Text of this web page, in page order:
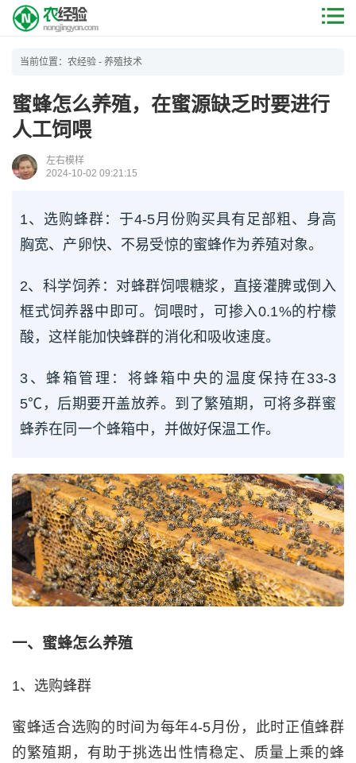
当前位置： 农经验 - 养殖技术
蜜蜂怎么养殖，在蜜源缺乏时要进行
人工饲喂
左右模样
2024-10-02 09:21:15
1、选购蜂群：于4-5月份购买具有足部粗、身高
胸宽、产卵快、不易受惊的蜜蜂作为养殖对象。
2、科学饲养：对蜂群饲喂糖浆，直接灌脾或倒入
框式饲养器中即可。饲喂时，可掺入0.1%的柠檬
酸，这样能加快蜂群的消化和吸收速度。
3、蜂箱管理：将蜂箱中央的温度保持在33-3
5℃，后期要开盖放养。到了繁殖期，可将多群蜜
蜂养在同一个蜂箱中，并做好保温工作。
一、蜜蜂怎么养殖
1、选购蜂群
蜜蜂适合选购的时间为每年4-5月份，此时正值蜂群
的繁殖期，有助于挑选出性情稳定、质量上乘的蜂